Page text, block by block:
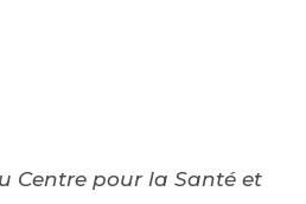
Centre pour la Santé et